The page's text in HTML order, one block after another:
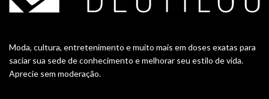
Moda, cultura, entretenimento e muito mais em doses exatas para
saciar sua sede de conhecimento e melhorar seu estilo de vida.
Aprecie sem moderação.